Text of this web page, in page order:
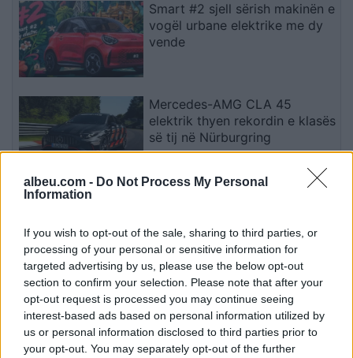
albeu.com - Do Not Process My Personal
Information
If you wish to opt-out of the sale, sharing to third parties, or
processing of your personal or sensitive information for
targeted advertising by us, please use the below opt-out
section to confirm your selection. Please note that after your
opt-out request is processed you may continue seeing
interest-based ads based on personal information utilized by
us or personal information disclosed to third parties prior to
your opt-out. You may separately opt-out of the further
Smart #2 sjell sërish makinën e
vogël urbane elektrike me dy
vende
Mercedes-AMG CLA 45
elektrik thyen rekordin e klasës
së tij në Nürburgring
në motin hapësinor dhe Tokë